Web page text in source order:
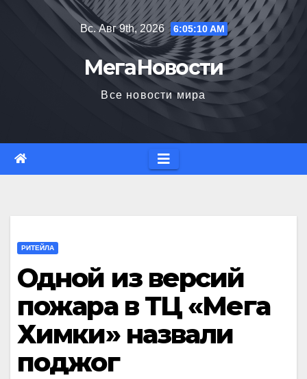
Вс. Авг 9th, 2026 6:05:10 AM
МегаНовости
Все новости мира
РИТЕЙЛА
Одной из версий
пожара в ТЦ «Мега
Химки» назвали
поджог